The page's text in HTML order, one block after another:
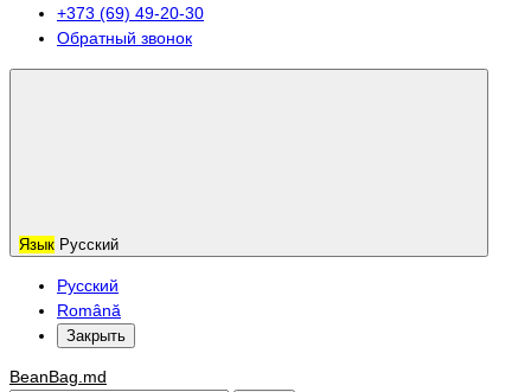
+373 (69) 49-20-30
Обратный звонок
Язык Русский
Русский
Română
Закрыть
BeanBag.md